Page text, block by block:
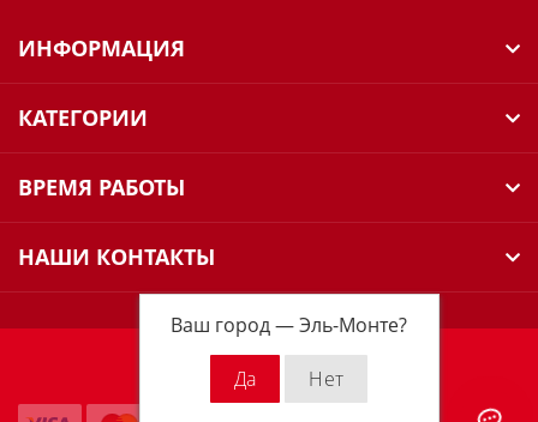
Ваш город —Эль-Монте?
ИНФОРМАЦИЯ
КАТЕГОРИИ
ВРЕМЯ РАБОТЫ
НАШИ КОНТАКТЫ
Milwaukee Russia © 2026